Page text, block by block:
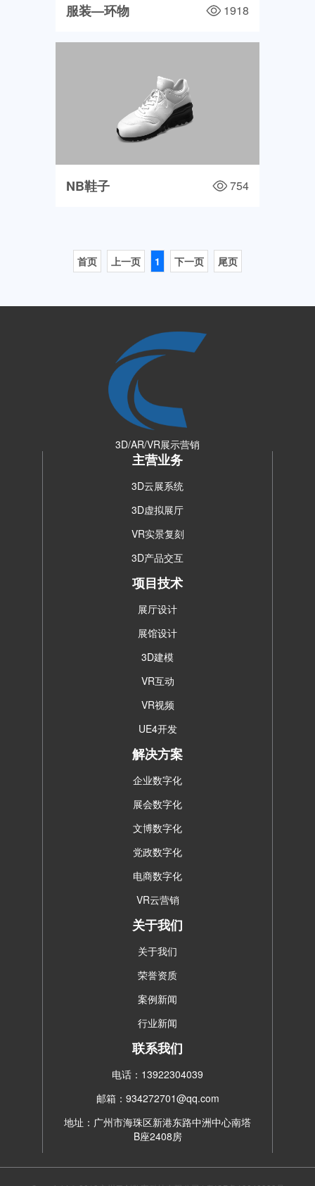
服装—环物 1918
NB鞋子 754
首页 上一页 1 下一页 尾页
3D/AR/VR展示营销
主营业务
3D云展系统
3D虚拟展厅
VR实景复刻
3D产品交互
项目技术
展厅设计
展馆设计
3D建模
VR互动
VR视频
UE4开发
解决方案
企业数字化
展会数字化
文博数字化
党政数字化
电商数字化
VR云营销
关于我们
关于我们
荣誉资质
案例新闻
行业新闻
联系我们
电话：13922304039
邮箱：934272701@qq.com
地址：广州市海珠区新港东路中洲中心南塔
B座2408房